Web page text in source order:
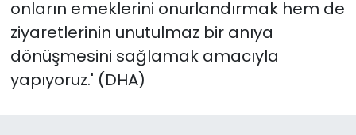
onların emeklerini onurlandırmak hem de
ziyaretlerinin unutulmaz bir anıya
dönüşmesini sağlamak amacıyla
yapıyoruz.' (DHA)